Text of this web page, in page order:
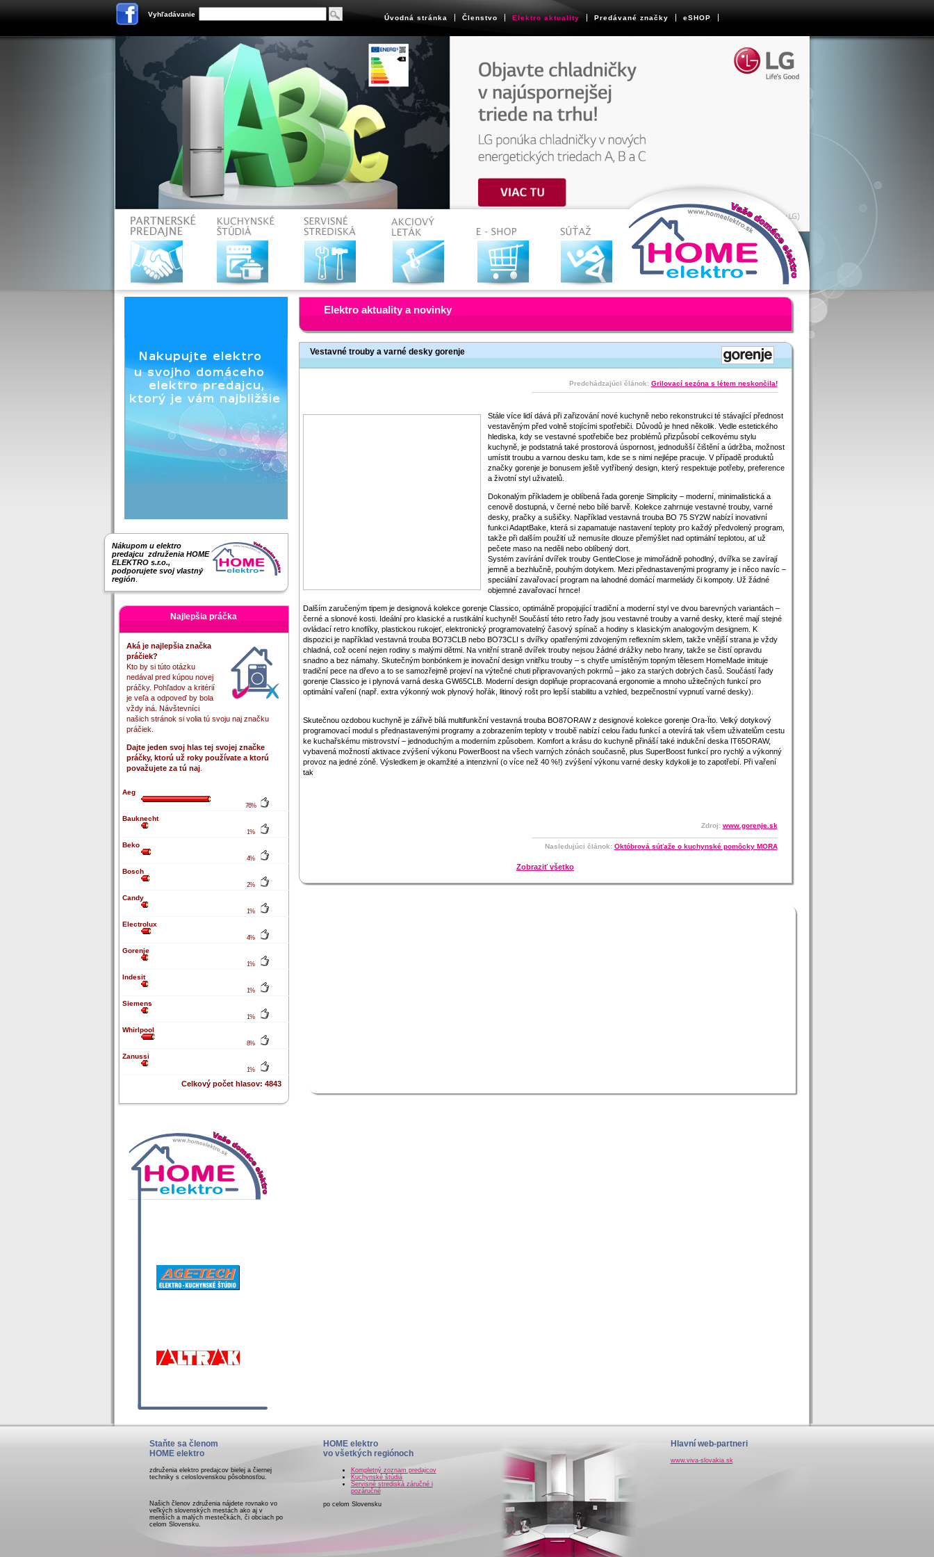
Vyhľadávanie Úvodná stránka Členstvo Elektro aktuality Predávané značky eSHOP
Nákupom u elektro
predajcu združenia HOME
ELEKTRO s.r.o.,
podporujete svoj vlastný
región.
Najlepšia práčka
Aká je najlepšia značka
práčiek?
Kto by si túto otázku
nedával pred kúpou novej
práčky. Pohľadov a kritérií
je veľa a odpoveď by bola
vždy iná. Návštevníci
našich stránok si volia tú svoju naj značku
práčiek.
Dajte jeden svoj hlas tej svojej značke
práčky, ktorú už roky používate a ktorú
považujete za tú naj.
Aeg
76%
Bauknecht
1%
Beko
4%
Bosch
2%
Candy
1%
Electrolux
4%
Gorenje
1%
Indesit
1%
Siemens
1%
Whirlpool
8%
Zanussi
1%
Celkový počet hlasov: 4843
Elektro aktuality a novinky
Vestavné trouby a varné desky gorenje
Predchádzajúci článok: Grilovací sezóna s létem neskončila!
Stále více lidí dává při zařizování nové kuchyně nebo rekonstrukci té stávající přednost
vestavěným před volně stojícími spotřebiči. Důvodů je hned několik. Vedle estetického
hlediska, kdy se vestavné spotřebiče bez problémů přizpůsobí celkovému stylu
kuchyně, je podstatná také prostorová úspornost, jednodušší čištění a údržba, možnost
umístit troubu a varnou desku tam, kde se s nimi nejlépe pracuje. V případě produktů
značky gorenje je bonusem ještě vytříbený design, který respektuje potřeby, preference
a životní styl uživatelů.
Dokonalým příkladem je oblíbená řada gorenje Simplicity – moderní, minimalistická a
cenově dostupná, v černé nebo bílé barvě. Kolekce zahrnuje vestavné trouby, varné
desky, pračky a sušičky. Například vestavná trouba BO 75 SY2W nabízí inovativní
funkci AdaptBake, která si zapamatuje nastavení teploty pro každý předvolený program,
takže při dalším použití už nemusíte dlouze přemýšlet nad optimální teplotou, ať už
pečete maso na neděli nebo oblíbený dort.
Systém zavírání dvířek trouby GentleClose je mimořádně pohodlný, dvířka se zavírají
jemně a bezhlučně, pouhým dotykem. Mezi přednastavenými programy je i něco navíc –
speciální zavařovací program na lahodné domácí marmelády či kompoty. Už žádné
objemné zavařovací hrnce!
Dalším zaručeným tipem je designová kolekce gorenje Classico, optimálně propojující tradiční a moderní styl ve dvou barevných variantách –
černé a slonové kosti. Ideální pro klasické a rustikální kuchyně! Součástí této retro řady jsou vestavné trouby a varné desky, které mají stejné
ovládací retro knoflíky, plastickou rukojeť, elektronický programovatelný časový spínač a hodiny s klasickým analogovým designem. K
dispozici je například vestavná trouba BO73CLB nebo BO73CLI s dvířky opatřenými zdvojeným reflexním sklem, takže vnější strana je vždy
chladná, což ocení nejen rodiny s malými dětmi. Na vnitřní straně dvířek trouby nejsou žádné drážky nebo hrany, takže se čistí opravdu
snadno a bez námahy. Skutečným bonbónkem je inovační design vnitřku trouby – s chytře umístěným topným tělesem HomeMade imituje
tradiční pece na dřevo a to se samozřejmě projeví na výtečné chuti připravovaných pokrmů – jako za starých dobrých časů. Součástí řady
gorenje Classico je i plynová varná deska GW65CLB. Moderní design doplňuje propracovaná ergonomie a mnoho užitečných funkcí pro
optimální vaření (např. extra výkonný wok plynový hořák, litinový rošt pro lepší stabilitu a vzhled, bezpečnostní vypnutí varné desky).
Skutečnou ozdobou kuchyně je zářivě bílá multifunkční vestavná trouba BO87ORAW z designové kolekce gorenje Ora-Ïto. Velký dotykový
programovací modul s přednastavenými programy a zobrazením teploty v troubě nabízí celou řadu funkcí a otevírá tak všem uživatelům cestu
ke kuchařskému mistrovství – jednoduchým a moderním způsobem. Komfort a krásu do kuchyně přináší také indukční deska IT65ORAW,
vybavená možností aktivace zvýšení výkonu PowerBoost na všech varných zónách současně, plus SuperBoost funkcí pro rychlý a výkonný
provoz na jedné zóně. Výsledkem je okamžité a intenzivní (o více než 40 %!) zvýšení výkonu varné desky kdykoli je to zapotřebí. Při vaření
tak
Zdroj: www.gorenje.sk
Nasledujúci článok: Októbrová súťaže o kuchynské pomôcky MORA
Zobraziť všetko
Staňte sa členom
HOME elektro
združenia elektro predajcov bielej a čiernej
techniky s celoslovenskou pôsobnosťou.
Našich členov združenia nájdete rovnako vo
veľkých slovenských mestách ako aj v
menších a malých mestečkách, či obciach po
celom Slovensku.
HOME elektro
vo všetkých regiónoch
Kompletný zoznam predajcov
Kuchynské štúdiá
Servisné strediská záručné i
pozáručné
po celom Slovensku
Hlavní web-partneri
www.viva-slovakia.sk